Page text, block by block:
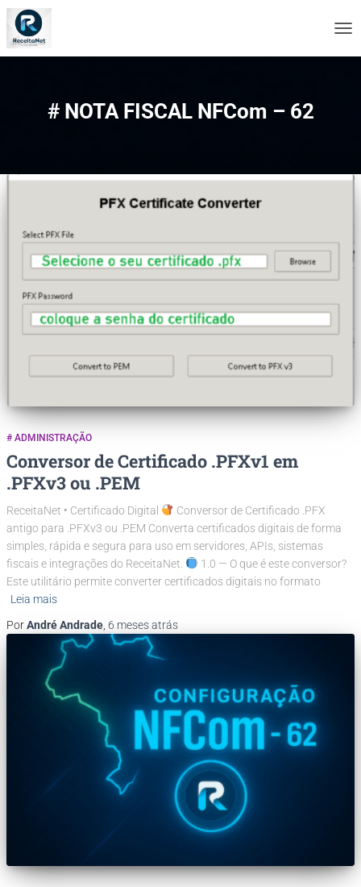
# NOTA FISCAL NFCom – 62
# ADMINISTRAÇÃO
Conversor de Certificado .PFXv1 em
.PFXv3 ou .PEM
ReceitaNet • Certificado Digital
Conversor de Certificado .PFX
antigo para .PFXv3 ou .PEM Converta certificados digitais de forma
simples, rápida e segura para uso em servidores, APIs, sistemas
fiscais e integrações do ReceitaNet.
1.0 — O que é este conversor?
Este utilitário permite converter certificados digitais no formato
Leia mais
PorAndré Andrade 6 mesesatrás